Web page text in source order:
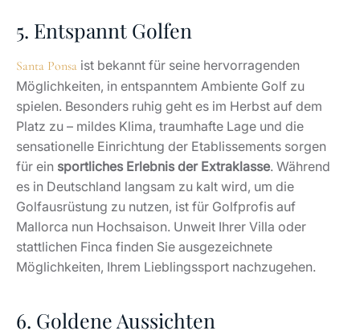
5. Entspannt Golfen
Santa Ponsa ist bekannt für seine hervorragenden
Möglichkeiten, in entspanntem Ambiente Golf zu
spielen. Besonders ruhig geht es im Herbst auf dem
Platz zu – mildes Klima, traumhafte Lage und die
sensationelle Einrichtung der Etablissements sorgen
für ein sportliches Erlebnis der Extraklasse. Während
es in Deutschland langsam zu kalt wird, um die
Golfausrüstung zu nutzen, ist für Golfprofis auf
Mallorca nun Hochsaison. Unweit Ihrer Villa oder
stattlichen Finca finden Sie ausgezeichnete
Möglichkeiten, Ihrem Lieblingssport nachzugehen.
6. Goldene Aussichten